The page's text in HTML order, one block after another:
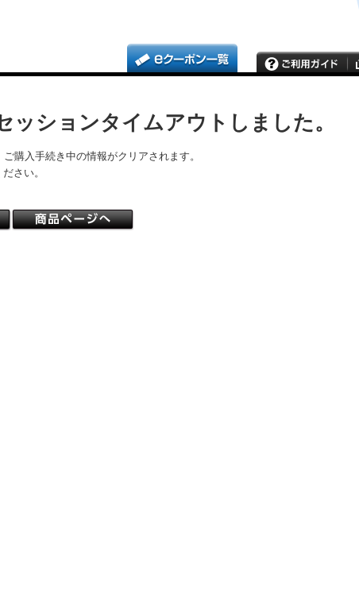
ッションタイムアウトしました。
購入手続き中の情報がクリアされます。
さい。